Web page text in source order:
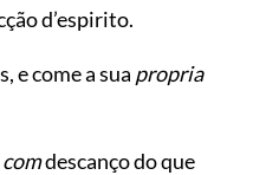
d’espirito.
e come a sua propria
comdescanço do que